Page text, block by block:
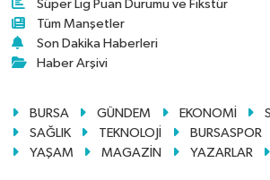
Süper Lig Puan Durumu ve Fikstür
Tüm Manşetler
Son Dakika Haberleri
Haber Arşivi
BURSA GÜNDEM EKONOMİ
SAĞLIK
TEKNOLOJİ BURSASPOR
YAŞAM
MAGAZİN YAZARLAR